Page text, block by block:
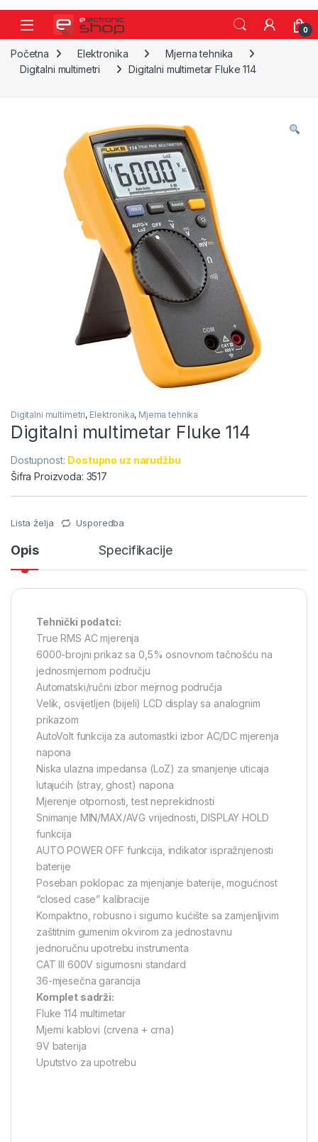
Skip to navigation
Skip to content
0
Početna Elektronika
Mjerna tehnika
Digitalni multimetri
Digitalni multimetar Fluke 114
Digitalni multimetri, Elektronika, Mjerna tehnika
Digitalni multimetar Fluke 114
Dostupnost: Dostupno uz narudžbu
Šifra Proizvoda: 3517
Lista želja Usporedba
Opis Specifikacije
Tehnički podatci:
True RMS AC mjerenja
6000-brojni prikaz sa 0,5% osnovnom tačnošću na
jednosmjernom području
Automatski/ručni izbor mejrnog područja
Velik, osvijetljen (bijeli) LCD display sa analognim
prikazom
AutoVolt funkcija za automastki izbor AC/DC mjerenja
napona
Niska ulazna impedansa (LoZ) za smanjenje uticaja
lutajućih (stray, ghost) napona
Mjerenje otpornosti, test neprekidnosti
Snimanje MIN/MAX/AVG vrijednosti, DISPLAY HOLD
funkcija
AUTO POWER OFF funkcija, indikator ispražnjenosti
baterije
Poseban poklopac za mjenjanje baterije, mogućnost
“closed case” kalibracije
Kompaktno, robusno i sigurno kućište sa zamjenljivim
zaštitnim gumenim okvirom za jednostavnu
jednoručnu upotrebu instrumenta
CAT III 600V sigurnosni standard
36-mjesečna garancija
Komplet sadrži:
Fluke 114 multimetar
Mjerni kablovi (crvena + crna)
9V baterija
Uputstvo za upotrebu